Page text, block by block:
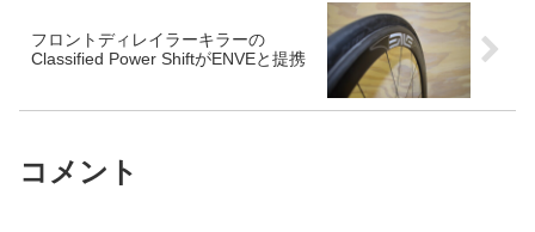
フロントディレイラーキラーの
Classified Power ShiftがENVEと提携
コメント